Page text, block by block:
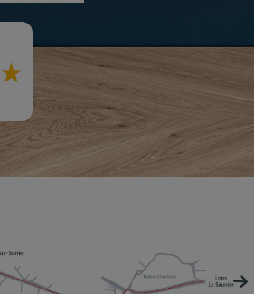
★
★